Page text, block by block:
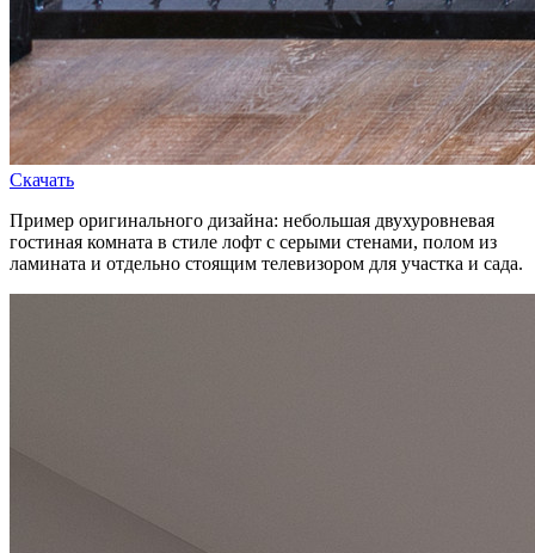
Скачать
Пример оригинального дизайна: небольшая двухуровневая
гостиная комната в стиле лофт с серыми стенами, полом из
ламината и отдельно стоящим телевизором для участка и сада.